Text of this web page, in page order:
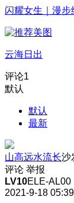
闪耀女生｜漫
云海日出
评论1
默认
默认
最新
山高远水流长沙
评论 举报
LV10ELE-AL00
2021-9-18 05:39